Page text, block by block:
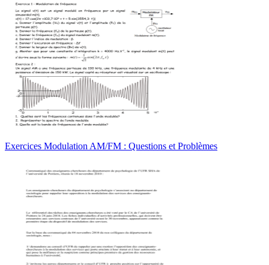
Exercices Modulation AM/FM : Questions et Problèmes